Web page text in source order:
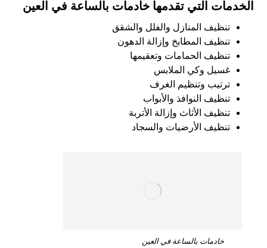
الخدمات التي تقدمها خادمات بالساعة في العين
تنظيف المنازل والفلل والشقق
تنظيف المطابخ وإزالة الدهون
تنظيف الحمامات وتعقيمها
غسيل وكي الملابس
ترتيب وتنظيم الغرف
تنظيف النوافذ والأبواب
تنظيف الأثاث وإزالة الأتربة
تنظيف الأرضيات والسجاد
خادمات بالساعة في العين